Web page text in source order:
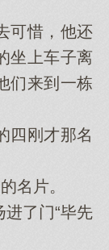
惜，他还
坐上车子离
们来到一栋
刚才那名
名片。
了门“毕先